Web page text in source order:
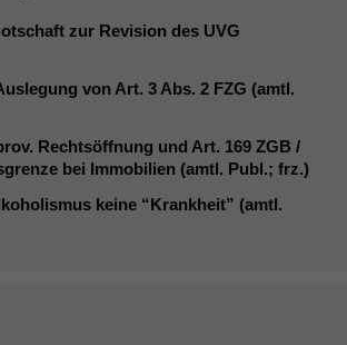
zur Revision des UVG
von Art. 3 Abs. 2 FZG (amtl.
Rechtsöffnung und Art. 169 ZGB /
bei Immobilien (amtl. Publ.; frz.)
keine “Krankheit” (amtl.